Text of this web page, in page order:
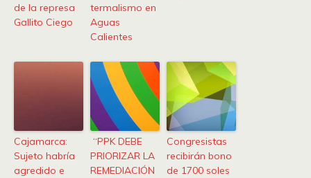
de la represa
Gallito Ciego
termalismo en
Aguas
Calientes
Cajamarca:
Sujeto habría
agredido e
“PPK DEBE
PRIORIZAR LA
REMEDIACIÓN
Congresistas
recibirán bono
de 1700 soles